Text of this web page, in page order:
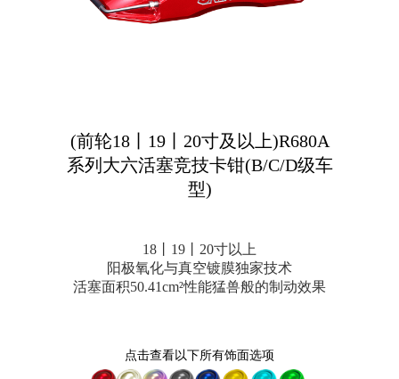
(前轮18丨19丨20寸及以上)R680A
系列大六活塞竞技卡钳(B/C/D级车
型)
18丨19丨20寸以上
阳极氧化与真空镀膜独家技术
活塞面积50.41cm²性能猛兽般的制动效果
点击查看以下所有饰面选项